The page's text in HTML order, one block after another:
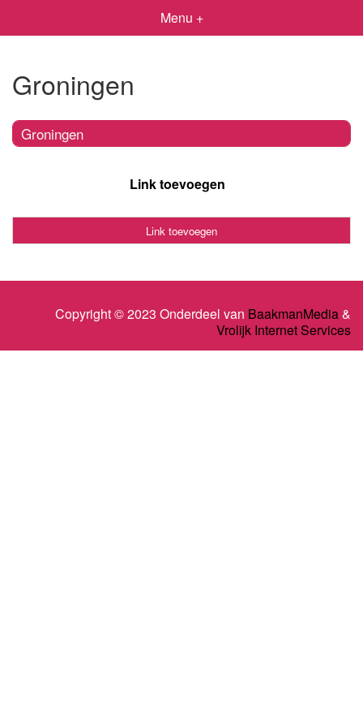
Menu +
Groningen
Groningen
Link toevoegen
Link toevoegen
Copyright © 2023 Onderdeel van BaakmanMedia&
Vrolijk Internet Services